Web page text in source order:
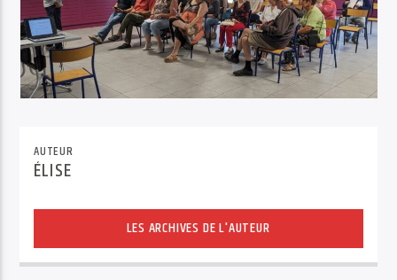
AUTEUR
ÉLISE
LES ARCHIVES DE L'AUTEUR